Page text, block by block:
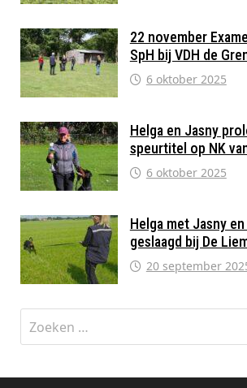
22 november
SpH bij VDH de
6 oktober 2025
Helga en Jasny
speurtitel op NK
6 oktober 2025
Helga met Jasny
geslaagd bij De
20 september
naar: